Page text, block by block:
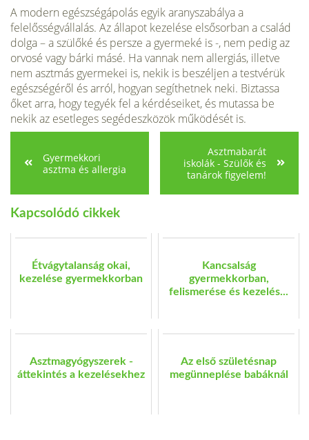
A modern egészségápolás egyik aranyszabálya a
felelősségvállalás. Az állapot kezelése elsősorban a család
dolga – a szülőké és persze a gyermeké is -, nem pedig az
orvosé vagy bárki másé. Ha vannak nem aller­giás, illetve
nem asztmás gyermekei is, nekik is beszéljen a testvérük
egészségéről és arról, hogyan segíthetnek neki. Biztassa
őket arra, hogy tegyék fel a kérdéseiket, és mutassa be
nekik az esetleges segédeszközök működését is.
Gyermekkori
asztma és allergia
Asztmabarát
iskolák - Szülők és
tanárok figyelem!
Kapcsolódó cikkek
Étvágytalanság okai,
kezelése gyermekkorban
Kancsalság
gyermekkorban,
felismerése és kezelés...
Asztmagyógyszerek -
áttekintés a kezelésekhez
Az első születésnap
megünneplése babáknál